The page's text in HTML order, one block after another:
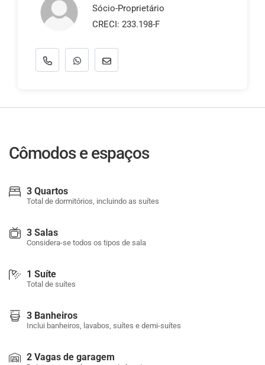
Sócio-Proprietário
CRECI: 233.198-F
Cômodos e espaços
3 Quartos
Total de dormitórios, incluindo as suítes
3 Salas
Considera-se todos os tipos de sala
1 Suíte
Total de suítes
3 Banheiros
Inclui banheiros, lavabos, suítes e demi-suítes
2 Vagas de garagem